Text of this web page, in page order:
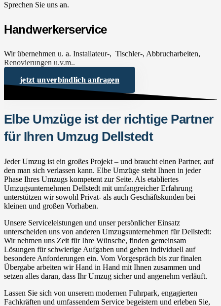
Sprechen Sie uns an.
Handwerkerservice
Wir übernehmen u. a. Installateur-, Tischler-, Abbrucharbeiten,
Renovierungen u.v.m..
jetzt unverbindlich anfragen
Elbe Umzüge ist der richtige Partner
für Ihren Umzug Dellstedt
Jeder Umzug ist ein großes Projekt – und braucht einen Partner, auf
den man sich verlassen kann. Elbe Umzüge steht Ihnen in jeder
Phase Ihres Umzugs kompetent zur Seite. Als etabliertes
Umzugsunternehmen Dellstedt mit umfangreicher Erfahrung
unterstützen wir sowohl Privat- als auch Geschäftskunden bei
kleinen und großen Vorhaben.
Unsere Serviceleistungen und unser persönlicher Einsatz
unterscheiden uns von anderen Umzugsunternehmen für Dellstedt:
Wir nehmen uns Zeit für Ihre Wünsche, finden gemeinsam
Lösungen für schwierige Aufgaben und gehen individuell auf
besondere Anforderungen ein. Vom Vorgespräch bis zur finalen
Übergabe arbeiten wir Hand in Hand mit Ihnen zusammen und
setzen alles daran, dass Ihr Umzug sicher und angenehm verläuft.
Lassen Sie sich von unserem modernen Fuhrpark, engagierten
Fachkräften und umfassendem Service begeistern und erleben Sie,